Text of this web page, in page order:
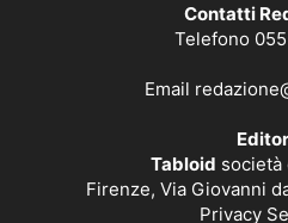
Contatti
Telefono 055
Email
Tabloid società
Firenze, Via Giovanni
Privacy